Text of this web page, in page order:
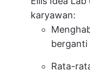
karyawan:
berganti
Rata-